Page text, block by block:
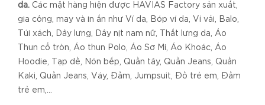
da. Các mặt hàng hiện được HAVIAS Factory sản xuất,
gia công, may và in ấn như Ví da, Bóp ví da, Ví vải, Balo,
Túi xách, Dây lưng, Dây nịt nam nữ, Thắt lưng da, Áo
Thun cổ tròn, Áo thun Polo, Áo Sơ Mi, Áo Khoác, Áo
Hoodie, Tạp dề, Nón bếp, Quần tây, Quần Jeans, Quần
Kaki, Quần Jeans, Váy, Đầm, Jumpsuit, Đồ trẻ em, Đầm
trẻ em,...